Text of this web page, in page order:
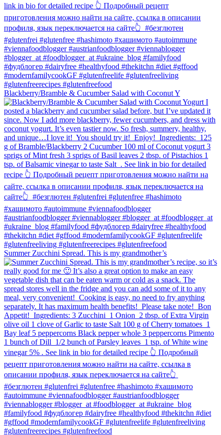
Blackberry/Bramble & Cucumber Salad with Coconut Y
Summer Zucchini Spread.⁠ This is my grandmother’s